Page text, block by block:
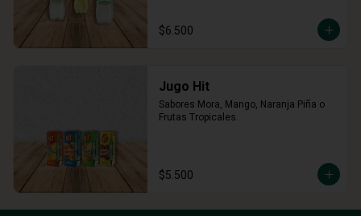
$6.500
Jugo Hit
Sabores Mora, Mango, Naranja Piña o
Frutas Tropicales.
$5.500